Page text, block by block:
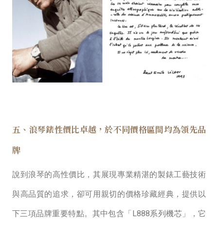
五、浪琴錶性價比卓越，於不同價格區間均為領先品
牌
說到浪琴的⾼性價比，其展現專業精湛的製錶⼯藝技術
與⾼品質的追求，卻可⽤親切的價格珍藏經典，提供以
下三項品牌重要特點。其中包含「L888系列機芯」，它